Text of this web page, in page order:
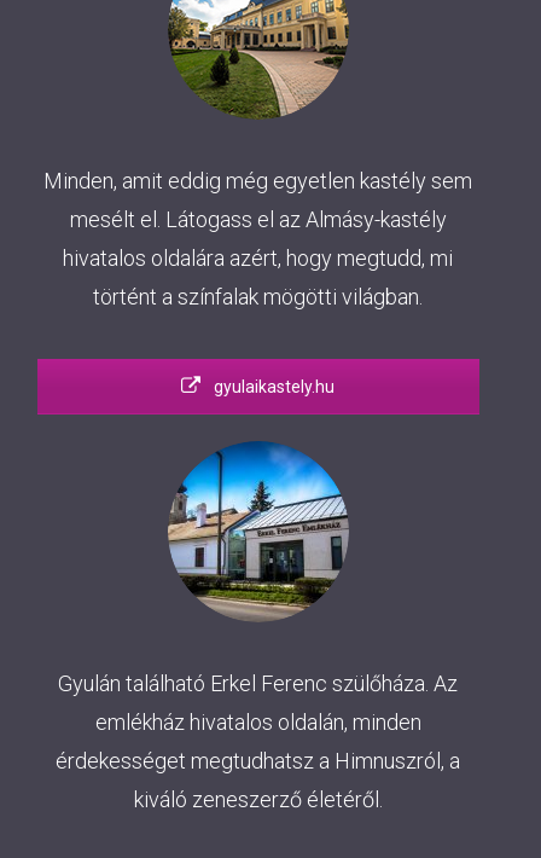
Minden, amit eddig még egyetlen kastély sem
mesélt el. Látogass el az Almásy-kastély
hivatalos oldalára azért, hogy megtudd, mi
történt a színfalak mögötti világban.
gyulaikastely.hu
Gyulán található Erkel Ferenc szülőháza. Az
emlékház hivatalos oldalán, minden
érdekességet megtudhatsz a Himnuszról, a
kiváló zeneszerző életéről.